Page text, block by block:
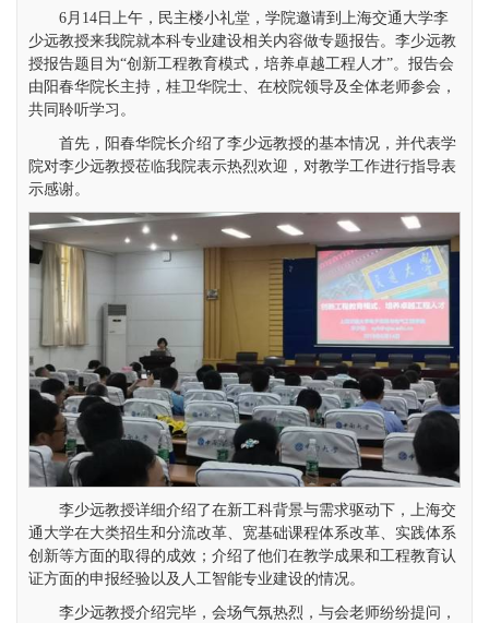
6月14日上午，民主楼小礼堂，学院邀请到上海交通大学李
少远教授来我院就本科专业建设相关内容做专题报告。李少远教
授报告题目为“创新工程教育模式，培养卓越工程人才”。报告会
由阳春华院长主持，桂卫华院士、在校院领导及全体老师参会，
共同聆听学习。
首先，阳春华院长介绍了李少远教授的基本情况，并代表学
院对李少远教授莅临我院表示热烈欢迎，对教学工作进行指导表
示感谢。
李少远教授详细介绍了在新工科背景与需求驱动下，上海交
通大学在大类招生和分流改革、宽基础课程体系改革、实践体系
创新等方面的取得的成效；介绍了他们在教学成果和工程教育认
证方面的申报经验以及人工智能专业建设的情况。
李少远教授介绍完毕，会场气氛热烈，与会老师纷纷提问，